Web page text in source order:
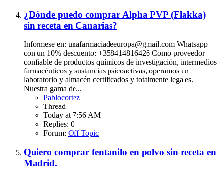
¿Dónde puedo comprar Alpha PVP (Flakka)
sin receta en Canarias?
Informese en: unafarmaciadeeuropa@gmail.com Whatsapp
con un 10% descuento: +358414816426 Como proveedor
confiable de productos químicos de investigación, intermedios
farmacéuticos y sustancias psicoactivas, operamos un
laboratorio y almacén certificados y totalmente legales.
Nuestra gama de...
Pablocortez
Thread
Today at 7:56 AM
Replies: 0
Forum: Off Topic
Quiero comprar fentanilo en polvo sin receta en
Madrid.